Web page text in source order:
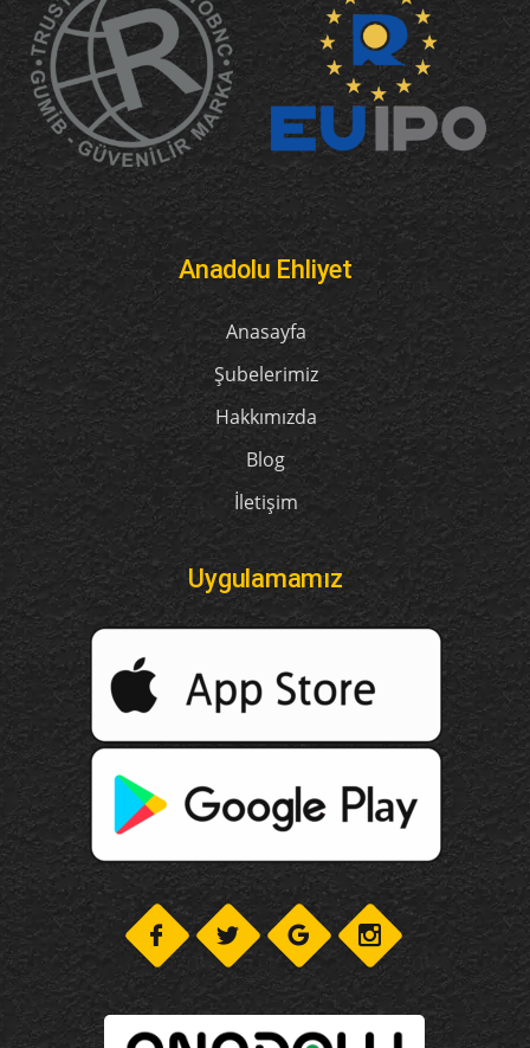
Anadolu Ehliyet
Anasayfa
Şubelerimiz
Hakkımızda
Blog
İletişim
Uygulamamız